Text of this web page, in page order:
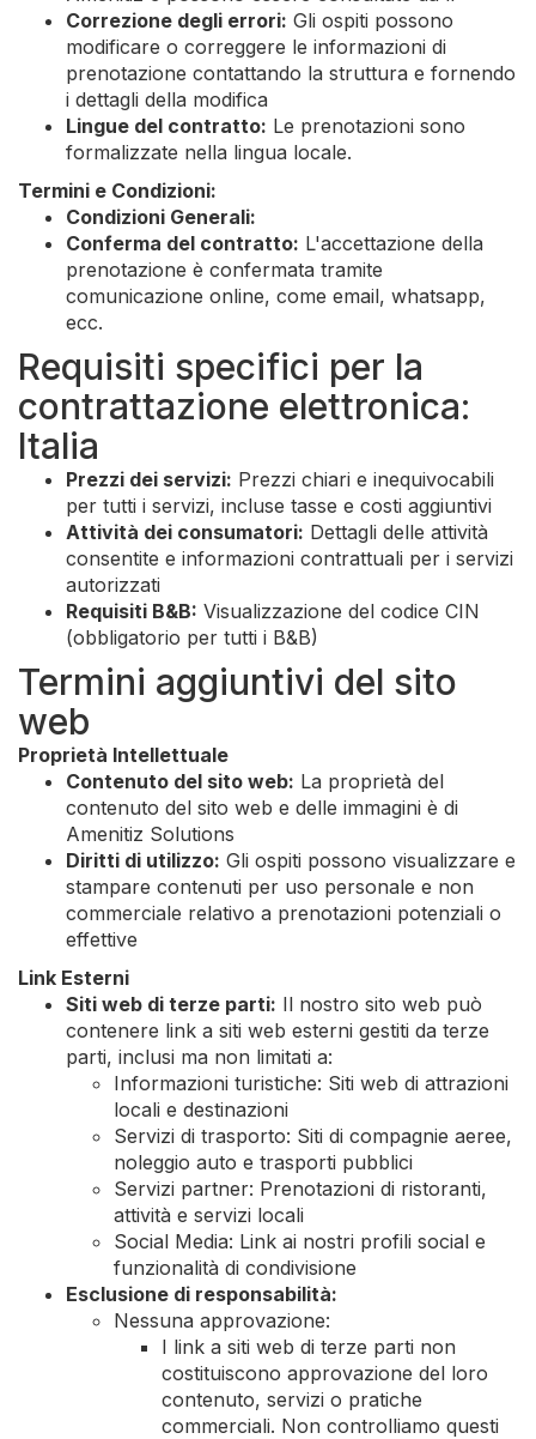
Correzione degli errori: Gli ospiti possono
modificare o correggere le informazioni di
prenotazione contattando la struttura e fornendo
i dettagli della modifica
Lingue del contratto: Le prenotazioni sono
formalizzate nella lingua locale.
Termini e Condizioni:
Condizioni Generali:
Conferma del contratto: L'accettazione della
prenotazione è confermata tramite
comunicazione online, come email, whatsapp,
ecc.
Requisiti specifici per la
contrattazione elettronica:
Italia
Prezzi dei servizi: Prezzi chiari e inequivocabili
per tutti i servizi, incluse tasse e costi aggiuntivi
Attività dei consumatori: Dettagli delle attività
consentite e informazioni contrattuali per i servizi
autorizzati
Requisiti B&B: Visualizzazione del codice CIN
(obbligatorio per tutti i B&B)
Termini aggiuntivi del sito
web
Proprietà Intellettuale
Contenuto del sito web: La proprietà del
contenuto del sito web e delle immagini è di
Amenitiz Solutions
Diritti di utilizzo: Gli ospiti possono visualizzare e
stampare contenuti per uso personale e non
commerciale relativo a prenotazioni potenziali o
effettive
Link Esterni
Siti web di terze parti: Il nostro sito web può
contenere link a siti web esterni gestiti da terze
parti, inclusi ma non limitati a:
Informazioni turistiche: Siti web di attrazioni
locali e destinazioni
Servizi di trasporto: Siti di compagnie aeree,
noleggio auto e trasporti pubblici
Servizi partner: Prenotazioni di ristoranti,
attività e servizi locali
Social Media: Link ai nostri profili social e
funzionalità di condivisione
Esclusione di responsabilità:
Nessuna approvazione:
I link a siti web di terze parti non
costituiscono approvazione del loro
contenuto, servizi o pratiche
commerciali. Non controlliamo questi